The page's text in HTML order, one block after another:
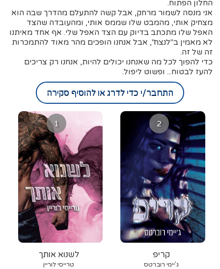
החלון הפתוח.
אני מנסה לשמור מרחק, אבל קשה להתעלם מהדרך שבה הוא
מצחיק אותי, מהמבט שלו שממס אותי, ומהעובדה שהצד
האפל שלו מתכתב בדיוק עם הצד האפל שלי. אף אחד מאיתנו
לא מאמין ב"לנצח", אבל אנחנו הופכים מהר מאוד להתמכרות
זה של זה.
כדי להפוך לכל מה שאנחנו יכולים להיות, אנחנו רק צריכים
להעז לבטוח... ופשוט ליפול.
התחבר/י כדי לדרג או להוסיף סקירה
1
לשנוא אותך
טרייסי לוריין
2
קריפ
ג’יימי רוברטס